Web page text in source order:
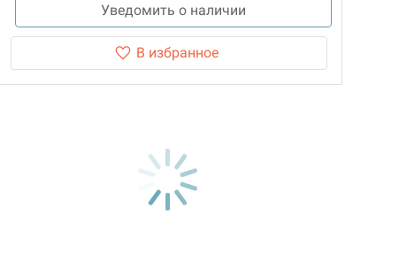
Уведомить о наличии
В избранное